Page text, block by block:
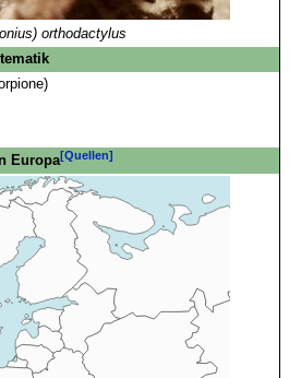
orthodactylus
Europa[Quellen]